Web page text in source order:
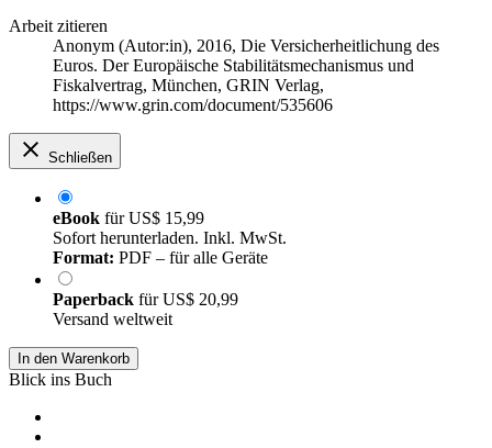
Arbeit zitieren
Anonym (Autor:in), 2016, Die Versicherheitlichung des
Euros. Der Europäische Stabilitätsmechanismus und
Fiskalvertrag, München, GRIN Verlag,
https://www.grin.com/document/535606
Schließen
eBook fürUS$ 15,99
Sofort herunterladen. Inkl. MwSt.
Format: PDF – für alle Geräte
Paperback fürUS$ 20,99
Versand weltweit
In den Warenkorb
Blick ins Buch